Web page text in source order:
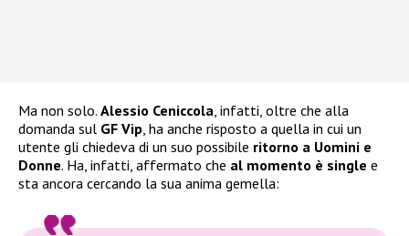
Ma non solo. Alessio Ceniccola , infatti, oltre che alla
domanda sul GF Vip , ha anche risposto a quella in cui un
utente gli chiedeva di un suo possibile ritorno a Uomini e
Donne. Ha, infatti, affermato che al momento è single e
sta ancora cercando la sua anima gemella: